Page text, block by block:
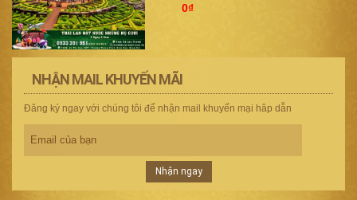
0₫
NHẬN MAIL KHUYẾN MÃI
Đăng ký ngay với chúng tôi để nhận mail khuyến mại hâp dẫn
Nhận ngay